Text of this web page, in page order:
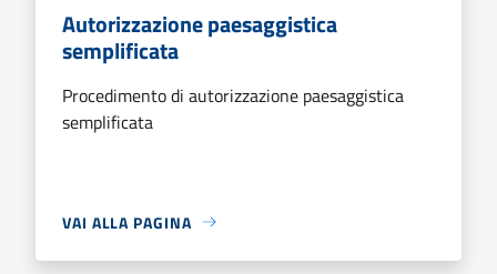
Autorizzazione paesaggistica
semplificata
Procedimento di autorizzazione paesaggistica
semplificata
VAI ALLA PAGINA